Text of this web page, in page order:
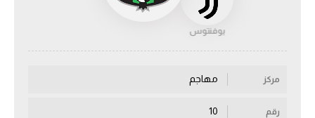
أقسام
يوفنتوس
مركز مهاجم
رقم